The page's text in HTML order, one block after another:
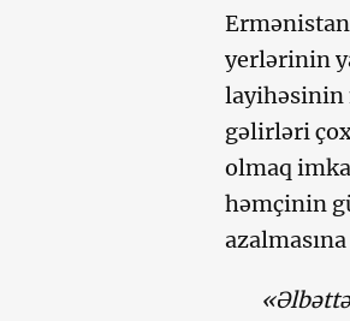
yerlərinin
layihəsinin
gəlirləri
olmaq
həmçinin